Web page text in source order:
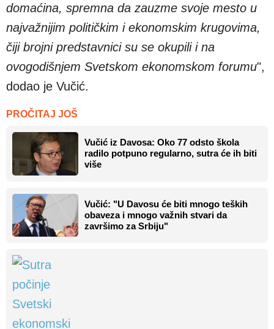
domaćina, spremna da zauzme svoje mesto u
najvažnijim političkim i ekonomskim krugovima,
čiji brojni predstavnici su se okupili i na
ovogodišnjem Svetskom ekonomskom forumu",
dodao je Vučić.
PROČITAJ JOŠ
Vučić iz Davosa: Oko 77 odsto škola
radilo potpuno regularno, sutra će ih biti
više
Vučić: "U Davosu će biti mnogo teških
obaveza i mnogo važnih stvari da
završimo za Srbiju"